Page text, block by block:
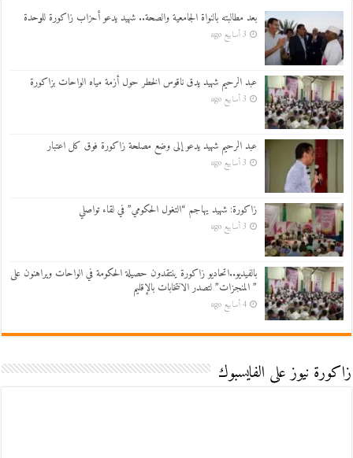
بعد مطالبته بالنواة الجامعية والصحة.. شهيد يدعو أحزاب زاكورة للوحدة
3 أسابيع ago
عبد الرحيم شهيد يدق ناقوس الخطر حول أزمة مياه الواحات بزاكورة
3 أسابيع ago
عبد الرحيم شهيد يدعو إلى وضع مصلحة زاكورة فوق كل اعتبار
3 أسابيع ago
زاكورة: شهيد يهاجم “التغول الحكومي” في لقاء تواصلي
3 أسابيع ago
بالفيديو..اتحاديو زاكورة ينتقدون حصيلة الحكومة في الواحات ويراهنون على
” المنجزات” لتصدر الانتخابات بالإقليم
4 أسابيع ago
زاكورة نيوز على الفايسبوك